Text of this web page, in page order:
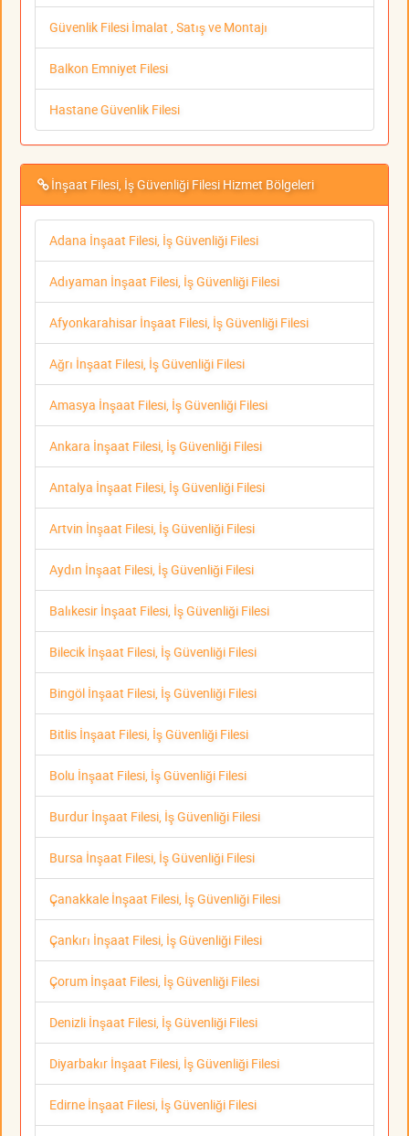
Güvenlik Filesi İmalat , Satış ve Montajı
Balkon Emniyet Filesi
Hastane Güvenlik Filesi
İnşaat Filesi, İş Güvenliği Filesi Hizmet Bölgeleri
Adana İnşaat Filesi, İş Güvenliği Filesi
Adıyaman İnşaat Filesi, İş Güvenliği Filesi
Afyonkarahisar İnşaat Filesi, İş Güvenliği Filesi
Ağrı İnşaat Filesi, İş Güvenliği Filesi
Amasya İnşaat Filesi, İş Güvenliği Filesi
Ankara İnşaat Filesi, İş Güvenliği Filesi
Antalya İnşaat Filesi, İş Güvenliği Filesi
Artvin İnşaat Filesi, İş Güvenliği Filesi
Aydın İnşaat Filesi, İş Güvenliği Filesi
Balıkesir İnşaat Filesi, İş Güvenliği Filesi
Bilecik İnşaat Filesi, İş Güvenliği Filesi
Bingöl İnşaat Filesi, İş Güvenliği Filesi
Bitlis İnşaat Filesi, İş Güvenliği Filesi
Bolu İnşaat Filesi, İş Güvenliği Filesi
Burdur İnşaat Filesi, İş Güvenliği Filesi
Bursa İnşaat Filesi, İş Güvenliği Filesi
Çanakkale İnşaat Filesi, İş Güvenliği Filesi
Çankırı İnşaat Filesi, İş Güvenliği Filesi
Çorum İnşaat Filesi, İş Güvenliği Filesi
Denizli İnşaat Filesi, İş Güvenliği Filesi
Diyarbakır İnşaat Filesi, İş Güvenliği Filesi
Edirne İnşaat Filesi, İş Güvenliği Filesi